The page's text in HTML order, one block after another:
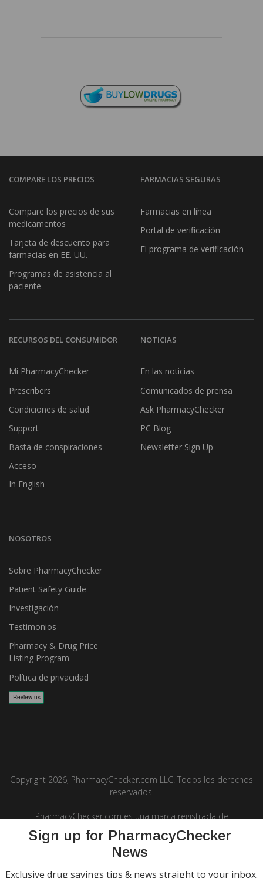
COMPARE LOS PRECIOS
Compare los precios de sus
medicamentos
Tarjeta de descuento para
farmacias en EE. UU.
Programas de asistencia al
paciente
FARMACIAS SEGURAS
Farmacias en línea
Portal de verificación
El programa de verificación
RECURSOS DEL CONSUMIDOR
Mi PharmacyChecker
Prescribers
Condiciones de salud
Support
Basta de conspiraciones
Acceso
In English
NOTICIAS
En las noticias
Comunicados de prensa
Ask PharmacyChecker
PC Blog
Newsletter Sign Up
NOSOTROS
Sobre PharmacyChecker
Patient Safety Guide
Investigación
Testimonios
Pharmacy & Drug Price
Listing Program
Política de privacidad
Copyright 2026, PharmacyChecker.com LLC. Todos los derechos
reservados.
PharmacyChecker.com es una marca registrada de
PharmacyChecker.com, LLC.
Sign up for PharmacyChecker
News
Exclusive drug savings tips & news straight to your inbox.